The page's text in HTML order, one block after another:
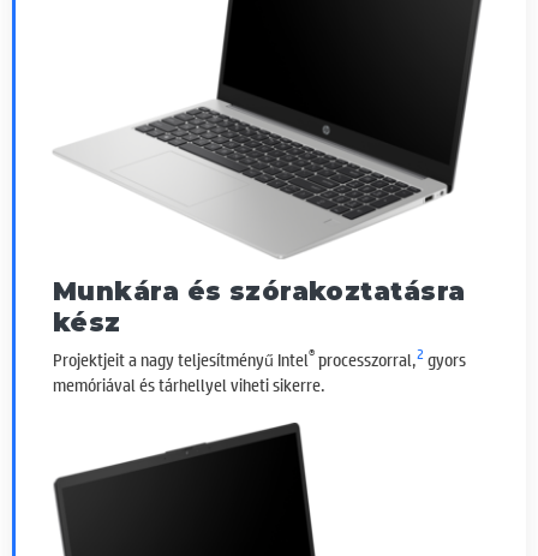
Munkára és szórakoztatásra
kész
Projektjeit a nagy teljesítményű Intel®processzorral,2 gyors
memóriával és tárhellyel viheti sikerre.